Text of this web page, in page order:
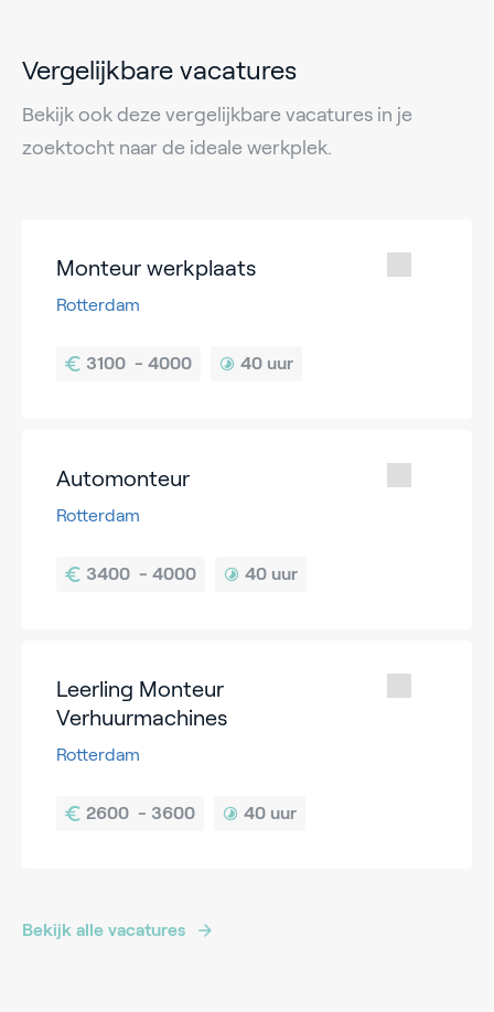
Vergelijkbare vacatures
Bekijk ook deze vergelijkbare vacatures in je
zoektocht naar de ideale werkplek.
Monteur werkplaats
Rotterdam
40 uur
Automonteur
Rotterdam
40 uur
Leerling Monteur
Verhuurmachines
Rotterdam
40 uur
Bekijk alle vacatures